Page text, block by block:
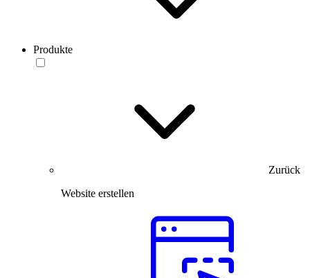
Produkte
Zurück
Website erstellen